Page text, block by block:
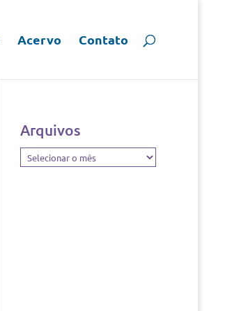
Acervo Contato
Arquivos
Arquivos